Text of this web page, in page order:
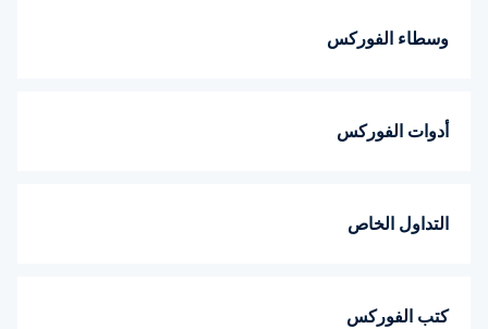
وسطاء الفوركس
أدوات الفوركس
التداول الخاص
كتب الفوركس